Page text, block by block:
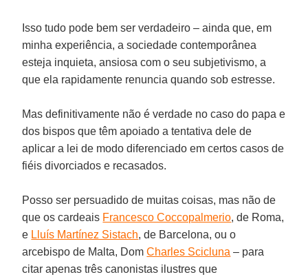
Isso tudo pode bem ser verdadeiro – ainda que, em
minha experiência, a sociedade contemporânea
esteja inquieta, ansiosa com o seu subjetivismo, a
que ela rapidamente renuncia quando sob estresse.
Mas definitivamente não é verdade no caso do papa e
dos bispos que têm apoiado a tentativa dele de
aplicar a lei de modo diferenciado em certos casos de
fiéis divorciados e recasados.
Posso ser persuadido de muitas coisas, mas não de
que os cardeais Francesco Coccopalmerio, de Roma,
e Lluís Martínez Sistach, de Barcelona, ou o
arcebispo de Malta, DomCharles Scicluna – para
citar apenas três canonistas ilustres que